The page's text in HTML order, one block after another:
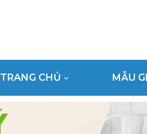
TRANG CHỦ MẪU